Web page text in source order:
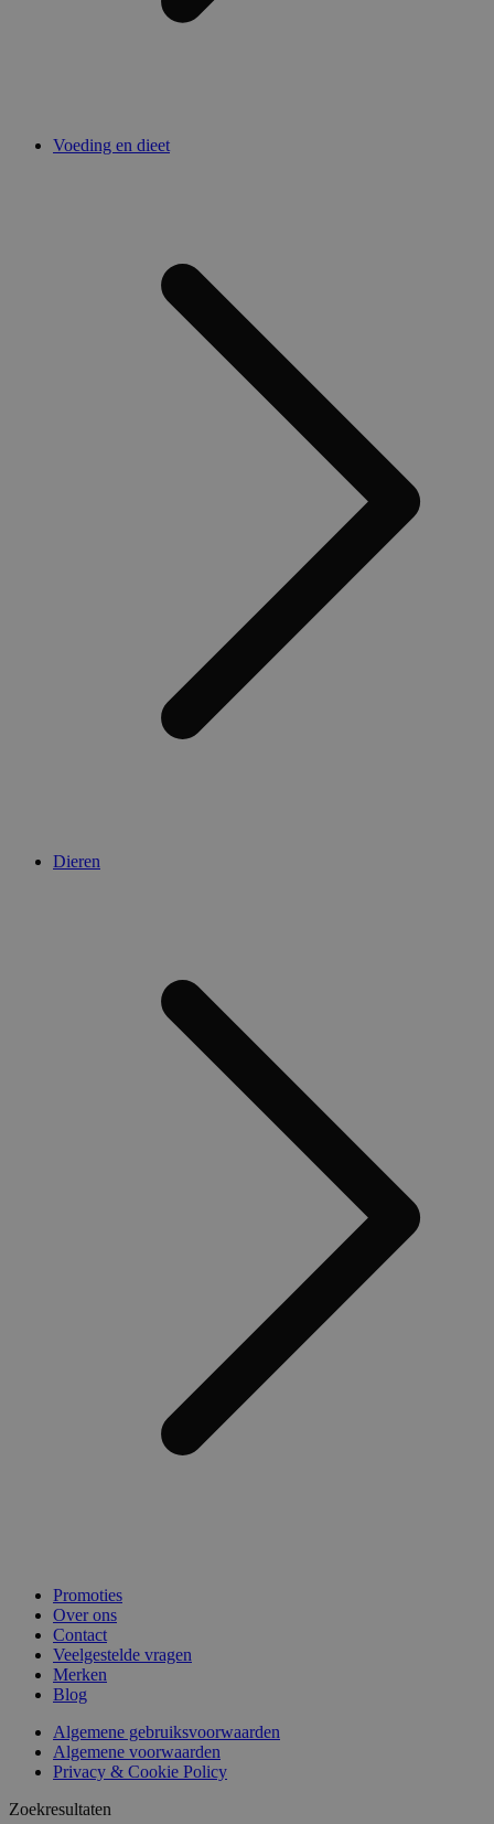
Voeding en dieet
Dieren
Promoties
Over ons
Contact
Veelgestelde vragen
Merken
Blog
Algemene gebruiksvoorwaarden
Algemene voorwaarden
Privacy & Cookie Policy
Zoekresultaten